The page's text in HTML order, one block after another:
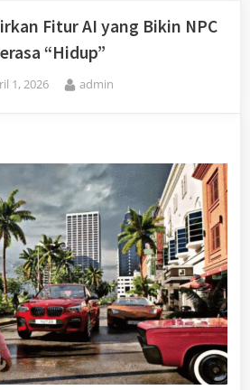
Fitur AI yang Bikin NPC
“Hidup”
1, 2026 By
admin